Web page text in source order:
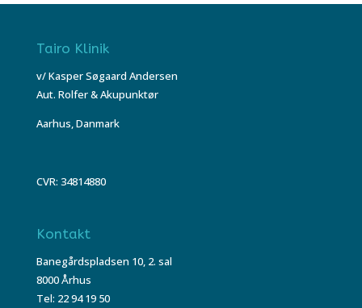
Tairo Klinik
v/ Kasper Søgaard Andersen
Aut. Rolfer & Akupunktør
Aarhus, Danmark
CVR: 34814880
Kontakt
Banegårdspladsen 10, 2. sal
8000 Århus
Tel: 22 94 19 50